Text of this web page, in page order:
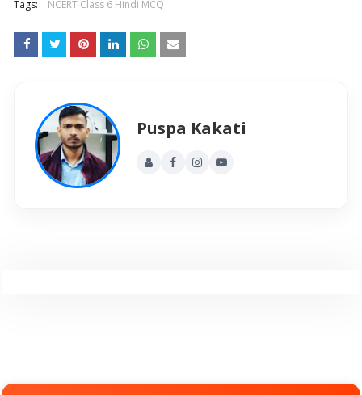
Tags: NCERT Class 6 Hindi MCQ
Puspa Kakati